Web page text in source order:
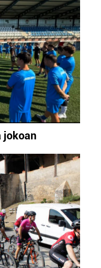
jokoan